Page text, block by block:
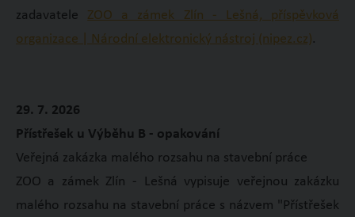
zadavatele ZOO a zámek Zlín - Lešná, příspěvková
organizace | Národní elektronický nástroj (nipez.cz).
29. 7. 2026
Přístřešek u Výběhu B - opakování
Veřejná zakázka malého rozsahu na stavební práce
ZOO a zámek Zlín - Lešná vypisuje veřejnou zakázku
malého rozsahu na stavební práce s názvem "Přístřešek